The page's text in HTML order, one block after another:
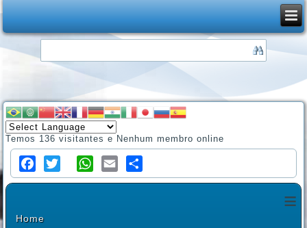
Temos 136 visitantes e Nenhum membro online
Facebook
TwitterWhatsApp
EmailShare
≡
Home